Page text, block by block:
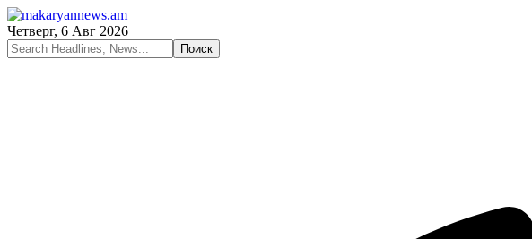
Четверг, 6 Авг 2026